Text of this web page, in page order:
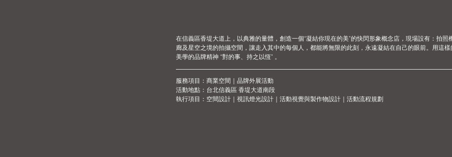
在信義區香堤大道上，以典雅的量體，創造一個“凝結你現在的美”的快閃形象概念店，現場設有：拍照
廊及星空之境的拍攝空間，讓走入其中的每個人，都能將無限的此刻，永遠凝結在自己的眼前。用這
美學的品牌精神 “對的事、持之以恆” 。
服務項目：商業空間｜品牌外展活動
活動地點：台北信義區 香堤大道南段
執行項目：空間設計｜視訊燈光設計｜活動視覺與製作物設計｜活動流程規劃